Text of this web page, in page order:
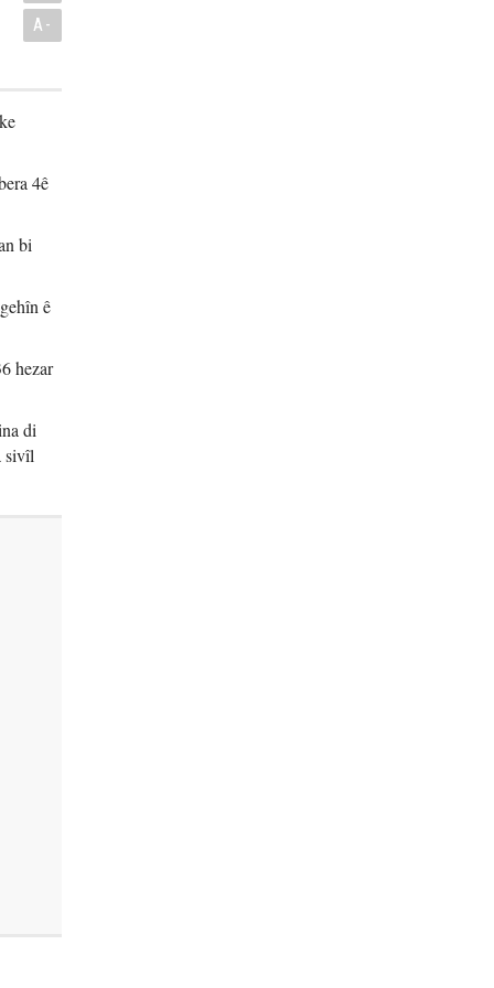
A-
4ê
bi
ê
hezar
di
sivîl